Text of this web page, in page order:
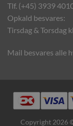
Tlf. (+45) 3939
Opkald besvares:
Tirsdag & Torsdag
Mail besvares alle
Copyright 2026